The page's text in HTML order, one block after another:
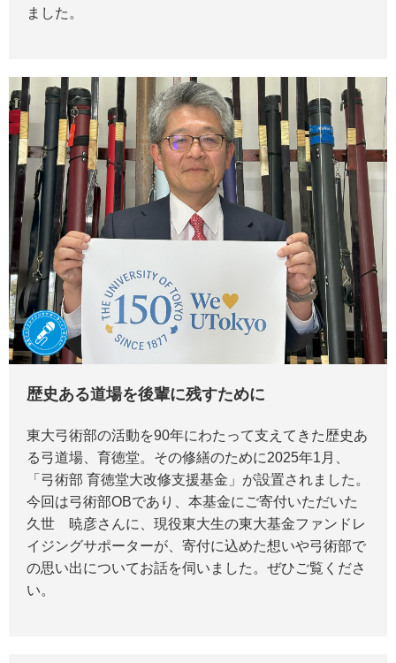
ました。
歴史ある道場を後輩に残すために
東大弓術部の活動を90年にわたって支えてきた歴史あ
る弓道場、育徳堂。その修繕のために2025年1月、
「弓術部 育徳堂大改修支援基金」が設置されました。
今回は弓術部OBであり、本基金にご寄付いただいた
久世 暁彦さんに、現役東大生の東大基金ファンドレ
イジングサポーターが、寄付に込めた想いや弓術部で
の思い出についてお話を伺いました。ぜひご覧くださ
い。